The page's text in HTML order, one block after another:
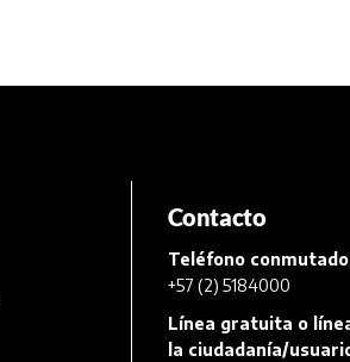
Contacto
Teléfono
+57 (2) 5184000
Línea gratuita o
la ciudadanía/